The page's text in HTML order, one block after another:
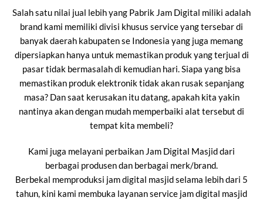
Salah satu nilai jual lebih yang Pabrik Jam Digital miliki adalah
brand kami memiliki divisi khusus service yang tersebar di
banyak daerah kabupaten se Indonesia yang juga memang
dipersiapkan hanya untuk memastikan produk yang terjual di
pasar tidak bermasalah di kemudian hari. Siapa yang bisa
memastikan produk elektronik tidak akan rusak sepanjang
masa? Dan saat kerusakan itu datang, apakah kita yakin
nantinya akan dengan mudah memperbaiki alat tersebut di
tempat kita membeli?
Kami juga melayani perbaikan Jam Digital Masjid dari
berbagai produsen dan berbagai merk/brand.
Berbekal memproduksi jam digital masjid selama lebih dari 5
tahun, kini kami membuka layanan service jam digital masjid